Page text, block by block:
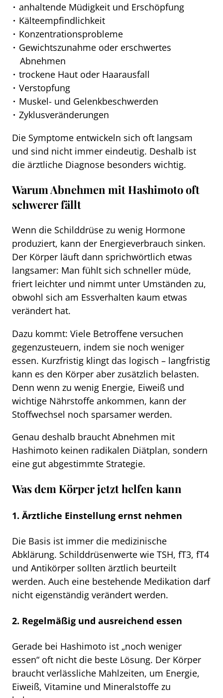
anhaltende Müdigkeit und Erschöpfung
Kälteempfindlichkeit
Konzentrationsprobleme
Gewichtszunahme oder erschwertes
Abnehmen
trockene Haut oder Haarausfall
Verstopfung
Muskel- und Gelenkbeschwerden
Zyklusveränderungen
Die Symptome entwickeln sich oft langsam
und sind nicht immer eindeutig. Deshalb ist
die ärztliche Diagnose besonders wichtig.
Warum Abnehmen mit Hashimoto oft
schwerer fällt
Wenn die Schilddrüse zu wenig Hormone
produziert, kann der Energieverbrauch sinken.
Der Körper läuft dann sprichwörtlich etwas
langsamer: Man fühlt sich schneller müde,
friert leichter und nimmt unter Umständen zu,
obwohl sich am Essverhalten kaum etwas
verändert hat.
Dazu kommt: Viele Betroffene versuchen
gegenzusteuern, indem sie noch weniger
essen. Kurzfristig klingt das logisch – langfristig
kann es den Körper aber zusätzlich belasten.
Denn wenn zu wenig Energie, Eiweiß und
wichtige Nährstoffe ankommen, kann der
Stoffwechsel noch sparsamer werden.
Genau deshalb braucht Abnehmen mit
Hashimoto keinen radikalen Diätplan, sondern
eine gut abgestimmte Strategie.
Was dem Körper jetzt helfen kann
1. Ärztliche Einstellung ernst nehmen
Die Basis ist immer die medizinische
Abklärung. Schilddrüsenwerte wie TSH, fT3, fT4
und Antikörper sollten ärztlich beurteilt
werden. Auch eine bestehende Medikation darf
nicht eigenständig verändert werden.
2. Regelmäßig und ausreichend essen
Gerade bei Hashimoto ist „noch weniger
essen“ oft nicht die beste Lösung. Der Körper
braucht verlässliche Mahlzeiten, um Energie,
Eiweiß, Vitamine und Mineralstoffe zu